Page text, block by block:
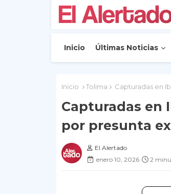
Inicio Últimas Noticias
Inicio Tolima Capturadas en
Capturadas en
por presunta
El Alertado
enero 10, 2026
2